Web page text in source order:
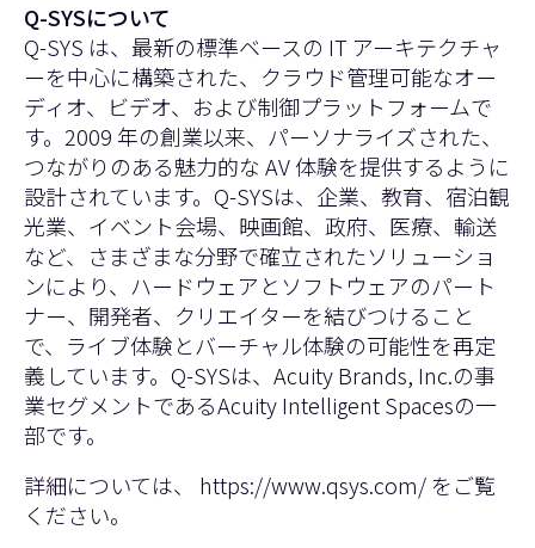
Q-SYSについて
Q-SYS は、最新の標準ベースの IT アーキテクチャ
ーを中心に構築された、クラウド管理可能なオー
ディオ、ビデオ、および制御プラットフォームで
す。2009 年の創業以来、パーソナライズされた、
つながりのある魅力的な AV 体験を提供するように
設計されています。Q-SYSは、企業、教育、宿泊観
光業、イベント会場、映画館、政府、医療、輸送
など、さまざまな分野で確立されたソリューショ
ンにより、ハードウェアとソフトウェアのパート
ナー、開発者、クリエイターを結びつけること
で、ライブ体験とバーチャル体験の可能性を再定
義しています。Q-SYSは、Acuity Brands, Inc.の事
業セグメントであるAcuity Intelligent Spacesの一
部です。
詳細については、
https://www.qsys.com/ をご覧
ください。